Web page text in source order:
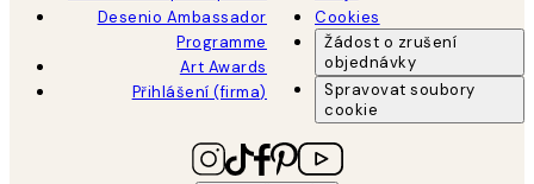
Desenio Ambassador
Programme
Art Awards
Přihlášení (firma)
Cookies
Žádost o zrušení
objednávky
Spravovat soubory
cookie